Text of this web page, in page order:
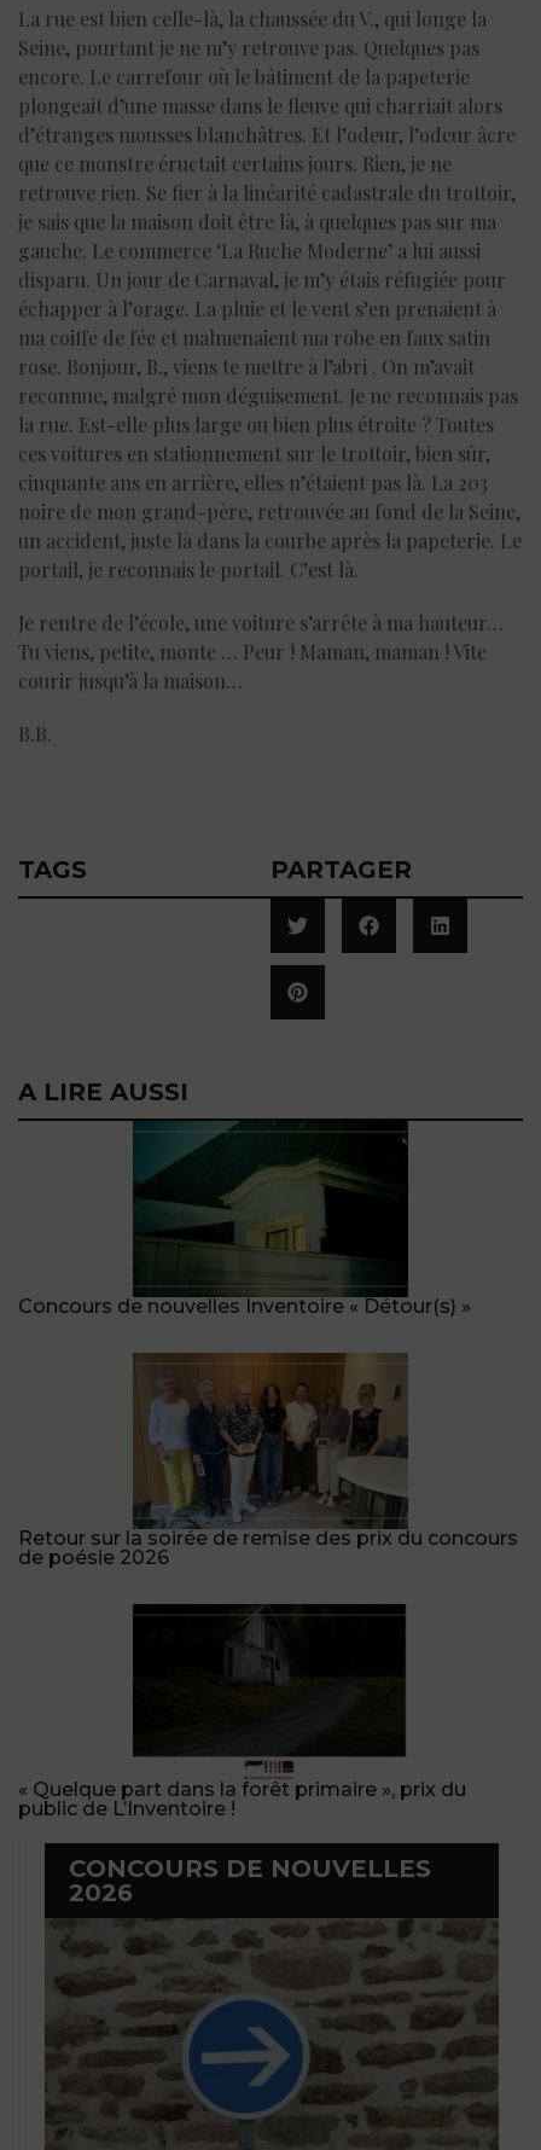
La rue est bien celle-là, la chaussée du V., qui longe la
Seine, pourtant je ne m’y retrouve pas. Quelques pas
encore. Le carrefour où le bâtiment de la papeterie
plongeait d’une masse dans le fleuve qui charriait alors
d’étranges mousses blanchâtres. Et l’odeur, l’odeur âcre
que ce monstre éructait certains jours. Rien, je ne
retrouve rien. Se fier à la linéarité cadastrale du trottoir,
je sais que la maison doit être là, à quelques pas sur ma
gauche. Le commerce ‘La Ruche Moderne’ a lui aussi
disparu. Un jour de Carnaval, je m’y étais réfugiée pour
échapper à l’orage. La pluie et le vent s’en prenaient à
ma coiffe de fée et malmenaient ma robe en faux satin
rose. Bonjour, B., viens te mettre à l’abri . On m’avait
reconnue, malgré mon déguisement. Je ne reconnais pas
la rue. Est-elle plus large ou bien plus étroite ? Toutes
ces voitures en stationnement sur le trottoir, bien sûr,
cinquante ans en arrière, elles n’étaient pas là. La 203
noire de mon grand-père, retrouvée au fond de la Seine,
un accident, juste là dans la courbe après la papeterie. Le
portail, je reconnais le portail. C’est là.
Je rentre de l’école, une voiture s’arrête à ma hauteur…
Tu viens, petite, monte … Peur ! Maman, maman ! Vite
courir jusqu’à la maison…
B.B.
TAGS PARTAGER
A LIRE AUSSI
Concours de nouvelles Inventoire « Détour(s) »
Retour sur la soirée de remise des prix du concours
de poésie 2026
« Quelque part dans la forêt primaire », prix du
public de L’Inventoire !
CONCOURS DE NOUVELLES
2026